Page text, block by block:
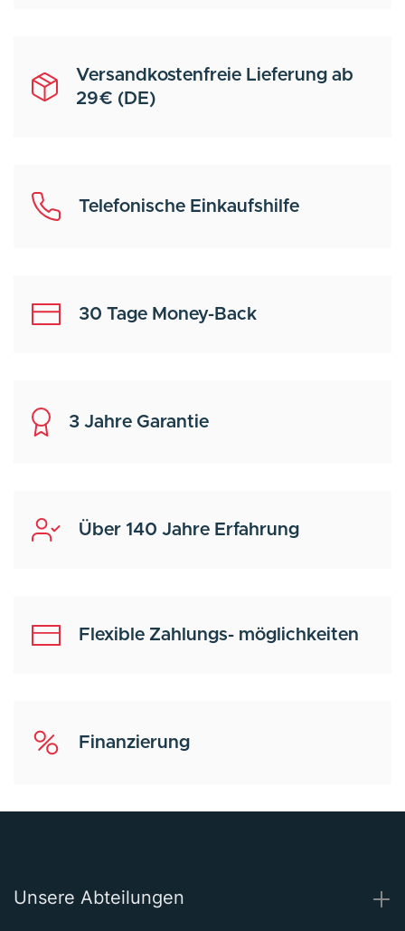
Versandkostenfreie Lieferung ab
29€ (DE)
Telefonische Einkaufshilfe
30 Tage Money-Back
3 Jahre Garantie
Über 140 Jahre Erfahrung
Flexible Zahlungs- möglichkeiten
Finanzierung
Unsere Abteilungen